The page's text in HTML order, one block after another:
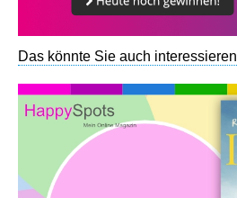
Das könnte Sie auch interessieren